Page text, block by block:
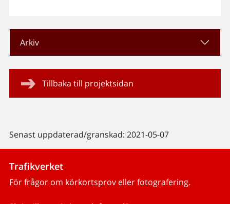
Arkiv
Tillbaka till projektsidan
Senast uppdaterad/granskad: 2021-05-07
Trafikverket
För frågor om körkortsprov eller fotografering.